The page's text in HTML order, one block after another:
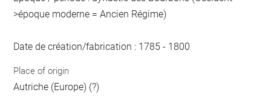
>époque moderne = Ancien Régime)
Date de création/fabrication : 1785 - 1800
Place of origin
Autriche (Europe) (?)